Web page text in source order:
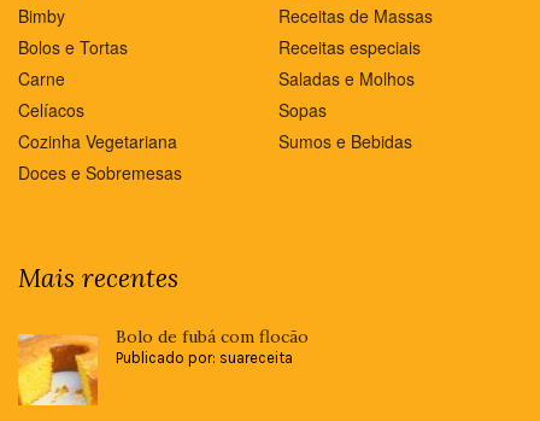
Bimby
Bolos e Tortas
Carne
Celíacos
Cozinha Vegetariana
Doces e Sobremesas
Receitas de Massas
Receitas especiais
Saladas e Molhos
Sopas
Sumos e Bebidas
Mais recentes
Bolo de fubá com flocão
Publicado por: suareceita